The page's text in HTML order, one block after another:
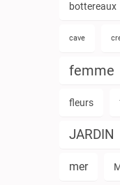
bottereaux
cave
femme
fleurs
JARDIN
mer